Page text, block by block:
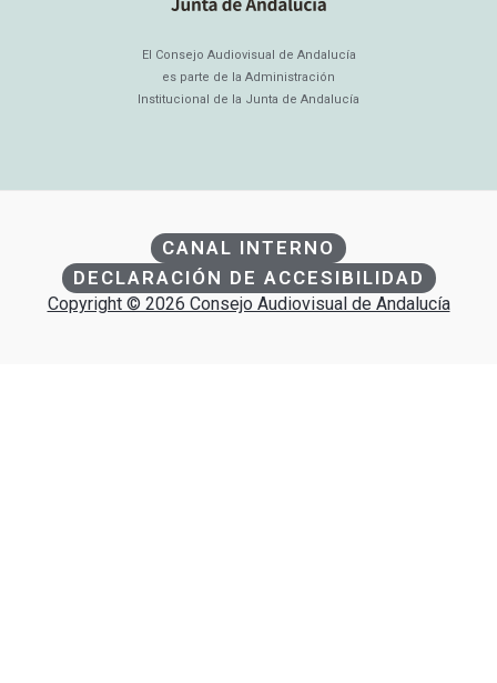
El Consejo Audiovisual de Andalucía
es parte de la Administración
Institucional de la Junta de Andalucía
CANAL INTERNO
DECLARACIÓN DE ACCESIBILIDAD
Copyright © 2026 Consejo Audiovisual de Andalucía